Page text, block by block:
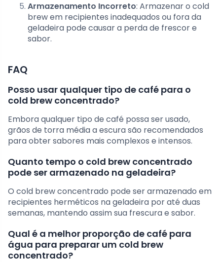
Armazenamento Incorreto: Armazenar o cold
brew em recipientes inadequados ou fora da
geladeira pode causar a perda de frescor e
sabor.
FAQ
Posso usar qualquer tipo de café para o
cold brew concentrado?
Embora qualquer tipo de café possa ser usado,
grãos de torra média a escura são recomendados
para obter sabores mais complexos e intensos.
Quanto tempo o cold brew concentrado
pode ser armazenado na geladeira?
O cold brew concentrado pode ser armazenado em
recipientes herméticos na geladeira por até duas
semanas, mantendo assim sua frescura e sabor.
Qual é a melhor proporção de café para
água para preparar um cold brew
concentrado?